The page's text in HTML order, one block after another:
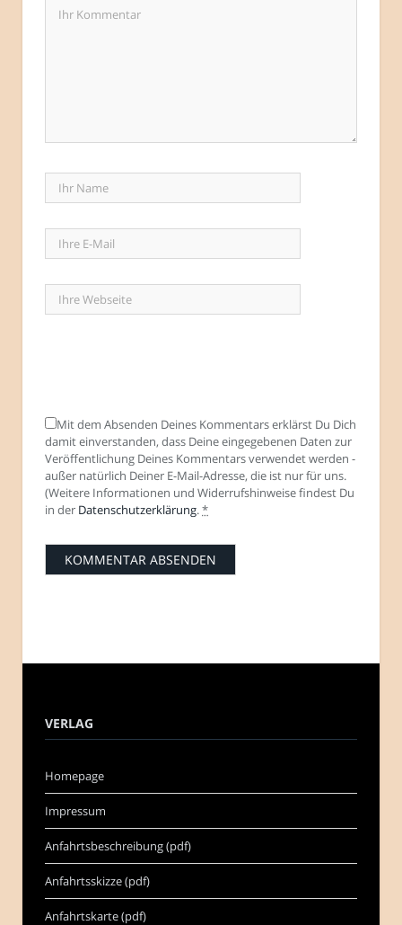
Mit dem Absenden Deines Kommentars erklärst Du Dich
damit einverstanden, dass Deine eingegebenen Daten zur
Veröffentlichung Deines Kommentars verwendet werden -
außer natürlich Deiner E-Mail-Adresse, die ist nur für uns.
(Weitere Informationen und Widerrufshinweise findest Du
in der Datenschutzerklärung.*
VERLAG
Homepage
Impressum
Anfahrtsbeschreibung (pdf)
Anfahrtsskizze (pdf)
Anfahrtskarte (pdf)